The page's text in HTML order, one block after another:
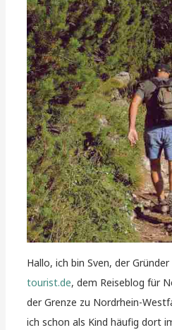
Hallo, ich bin Sven, der
tourist.de, dem Reiseblog für
der Grenze zu Nordrhein-
ich schon als Kind häufig dort